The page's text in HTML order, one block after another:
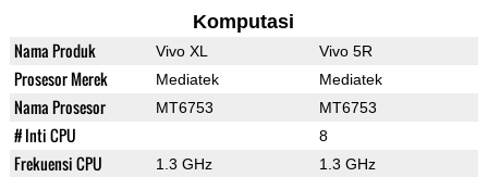
Komputasi
Nama Produk Vivo XL Vivo 5R
Prosesor Merek Mediatek Mediatek
Nama Prosesor MT6753 MT6753
# Inti CPU 8
Frekuensi CPU 1.3 GHz 1.3 GHz